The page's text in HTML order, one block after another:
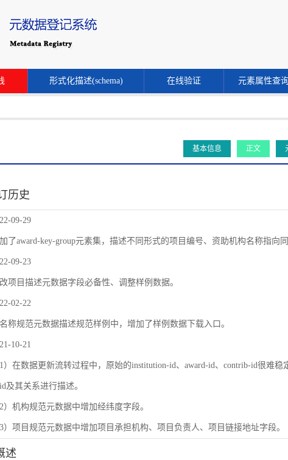
形式化描述(schema) 在线验证 元素属性查
基本信息 正文
历史
09-29
了award-key-group元素集，描述不同形式的项目编号、资助机构名称指向
09-23
项目描述元数据字段必备性、调整样例数据。
02-22
称规范元数据描述规范样例中，增加了样例数据下载入口。
10-21
1）在数据更新流转过程中，原始的institution-id、award-id、contrib-id很难
及其关系进行描述。
2）机构规范元数据中增加经纬度字段。
3）项目规范元数据中增加项目承担机构、项目负责人、项目链接地址字段。
述